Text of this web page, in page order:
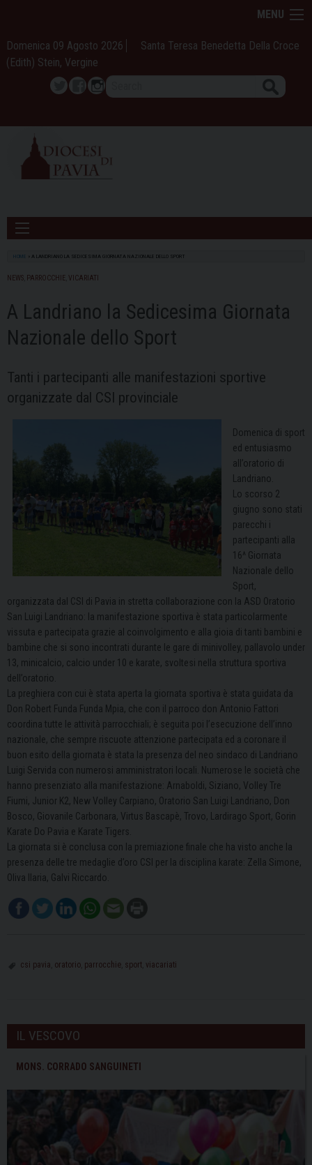
content
MENU
Domenica 09 Agosto 2026
Santa Teresa Benedetta Della Croce
(Edith) Stein, Vergine
TwitterFacebook
Instagram
HOME A LANDRIANO LA SEDICESIMA GIORNATA NAZIONALE DELLO SPORT
NEWS PARROCCHIE VICARIATI
A Landriano la Sedicesima Giornata
Nazionale dello Sport
Tanti i partecipanti alle manifestazioni sportive
organizzate dal CSI provinciale
Domenica di sport
ed entusiasmo
all’oratorio di
Landriano.
Lo scorso 2
giugno sono stati
parecchi i
partecipanti alla
16^ Giornata
Nazionale dello
Sport,
organizzata dal CSI di Pavia in stretta collaborazione con la ASD Oratorio
San Luigi Landriano: la manifestazione sportiva è stata particolarmente
vissuta e partecipata grazie al coinvolgimento e alla gioia di tanti bambini e
bambine che si sono incontrati durante le gare di minivolley, pallavolo under
13, minicalcio, calcio under 10 e karate, svoltesi nella struttura sportiva
dell’oratorio.
La preghiera con cui è stata aperta la giornata sportiva è stata guidata da
Don Robert Funda Funda Mpia, che con il parroco don Antonio Fattori
coordina tutte le attività parrocchiali; è seguita poi l’esecuzione dell’inno
nazionale, che sempre riscuote attenzione partecipata ed a coronare il
buon esito della giornata è stata la presenza del neo sindaco di Landriano
Luigi Servida con numerosi amministratori locali. Numerose le società che
hanno presenziato alla manifestazione: Arnaboldi, Siziano, Volley Tre
Fiumi, Junior K2, New Volley Carpiano, Oratorio San Luigi Landriano, Don
Bosco, Giovanile Carbonara, Virtus Bascapè, Trovo, Lardirago Sport, Gorin
Karate Do Pavia e Karate Tigers.
La giornata si è conclusa con la premiazione finale che ha visto anche la
presenza delle tre medaglie d’oro CSI per la disciplina karate: Zella Simone,
Oliva Ilaria, Galvi Riccardo.
csi pavia oratorio parrocchie sport viacariati
IL VESCOVO
MONS. CORRADO SANGUINETI